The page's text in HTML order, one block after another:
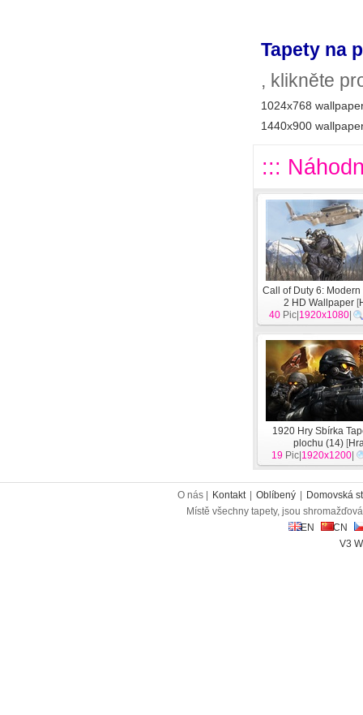
Tapety na
, klikněte
1024x768
1440x900
:::
Call of Duty 6:
2 HD Wallpaper [
40 Pic| 1920x1080
1920 Hry Sbírka
plochu (14) [
19 Pic| 1920x1200
O nás | Kontakt Oblíbený
Domovská
Místě všechny tapety, jsou
EN
CN
V3